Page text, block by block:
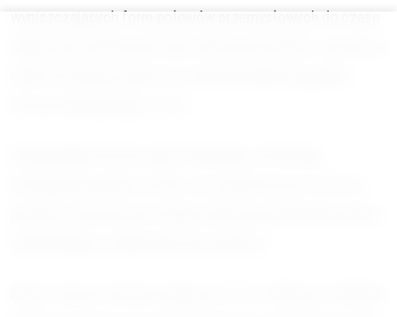
wyniszczających form połowów przemysłowych do czasu